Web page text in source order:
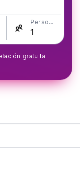
Personas
gratuita